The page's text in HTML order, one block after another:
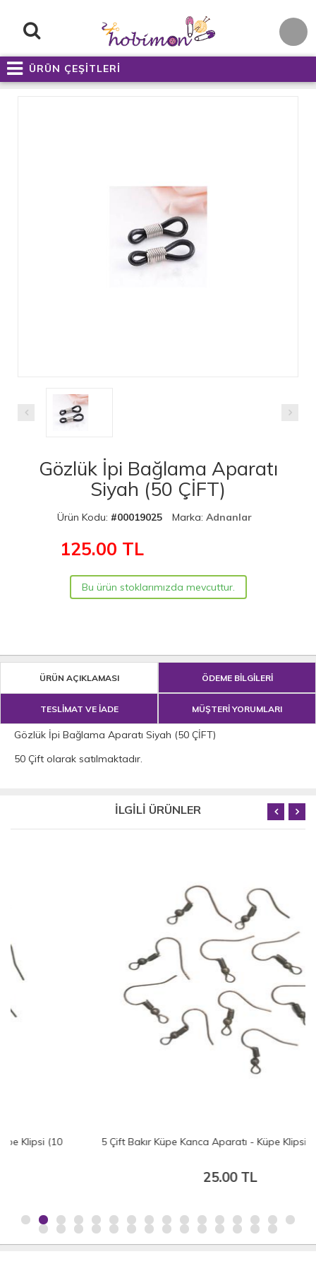
ÜRÜN ÇEŞİTLERİ
Gözlük İpi Bağlama Aparatı
Siyah (50 ÇİFT)
Ürün Kodu: #00019025 Marka: Adnanlar
125.00 TL
Bu ürün stoklarımızda mevcuttur.
ÜRÜN AÇIKLAMASI ÖDEME BİLGİLERİ
TESLİMAT VE İADE MÜŞTERİ YORUMLARI
Gözlük İpi Bağlama Aparatı Siyah (50 ÇİFT)
50 Çift olarak satılmaktadır.
İLGİLİ ÜRÜNLER
5 Çift Bakır Küpe Kanca Aparatı - Küpe Klipsi (10 Adet)